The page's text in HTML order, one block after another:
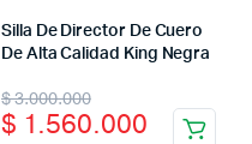
Silla De Director De Cuero
De Alta Calidad King Negra
$3.000.000
$ 1.560.000